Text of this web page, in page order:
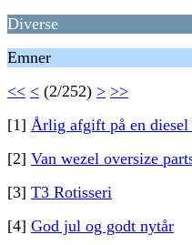
Diverse
Emner
<< < (2/252) > >>
[1] Årlig afgift på en diesel
[2] Van wezel oversize
[3] T3 Rotisseri
[4] God jul og godt nytår